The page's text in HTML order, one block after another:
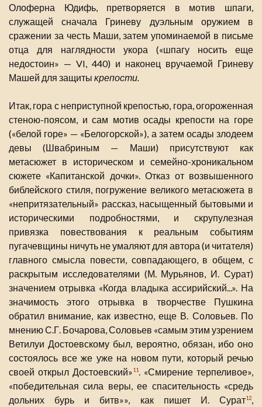
Олоферна Юдифь, претворяется в мотив шпаги,
служащей сначала Гриневу дуэльным оружием в
сражении за честь Маши, затем упоминаемой в письме
отца для наглядности укора («шпагу носить еще
недостоин» — VI, 440) и наконец вручаемой Гриневу
Машей для защиты крепости.
Итак, гора с неприступной крепостью, гора, огороженная
стеною-поясом, и сам мотив осады крепости на горе
(«белой горе» — «Белогорской»), а затем осады злодеем
девы (Швабриным — Маши) присутствуют как
метасюжет в историческом и семейно-хроникальном
сюжете «Капитанской дочки». Отказ от возвышенного
библейского стиля, погружение великого метасюжета в
«непритязательный» рассказ, насыщенный бытовыми и
историческими подробностями, и скрупулезная
привязка повествования к реальным событиям
пугачевщины ничуть не умаляют для автора (и читателя)
главного смысла повести, совпадающего, в общем, с
раскрытым исследователями (М. Мурьянов, И. Сурат)
значением отрывка «Когда владыка ассирийский...». На
значимость этого отрывка в творчестве Пушкина
обратил внимание, как известно, еще В. Соловьев. По
мнению С.Г. Бочарова, Соловьев «самым этим узрением
Ветилуи Достоевскому был, вероятно, обязан, ибо оно
состоялось все же уже на новом пути, который речью
своей открыл Достоевский»11. «Смирение терпеливое»,
«победительная сила веры, ее спасительность «средь
дольних бурь и битв»», как пишет И. Сурат12,